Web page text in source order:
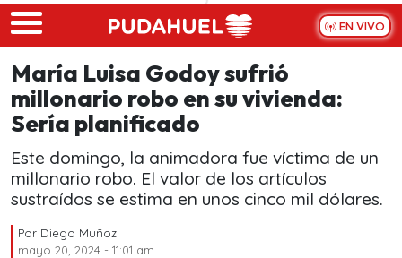
Skip to main content
EN VIVO
María Luisa Godoy sufrió
millonario robo en su vivienda:
Sería planificado
Este domingo, la animadora fue víctima de un
millonario robo. El valor de los artículos
sustraídos se estima en unos cinco mil dólares.
Por Diego Muñoz
mayo 20, 2024 - 11:01 am